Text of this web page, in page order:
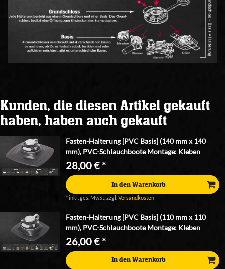
Kunden, die diesen Artikel gekauft
haben, haben auch gekauft
Fasten-Halterung [PVC Basis] (140 mm x 140
mm), PVC-Schlauchboote Montage: Kleben
28,00 € *
In den Warenkorb
*inkl. ges. MwSt. zzgl.Versandkosten
Fasten-Halterung [PVC Basis] (110 mm x 110
mm), PVC-Schlauchboote Montage: Kleben
26,00 € *
In den Warenkorb